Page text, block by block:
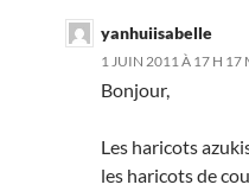
yanhuiisabelle
1 JUIN 2011 À 17 H 17
Bonjour,
Les haricots
les haricots de